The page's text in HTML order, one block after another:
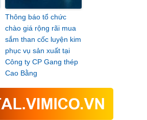
Thông báo tổ chức
chào giá rộng rãi mua
sắm than cốc luyện kim
phục vụ sản xuất tại
Công ty CP Gang thép
Cao Bằng